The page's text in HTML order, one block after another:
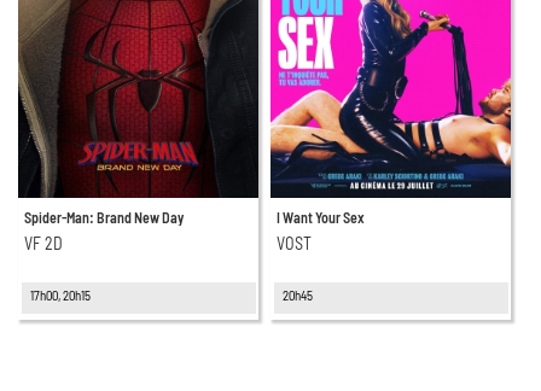
Spider-Man: Brand New Day
VF 2D
17h00, 20h15
I Want Your Sex
VOST
20h45